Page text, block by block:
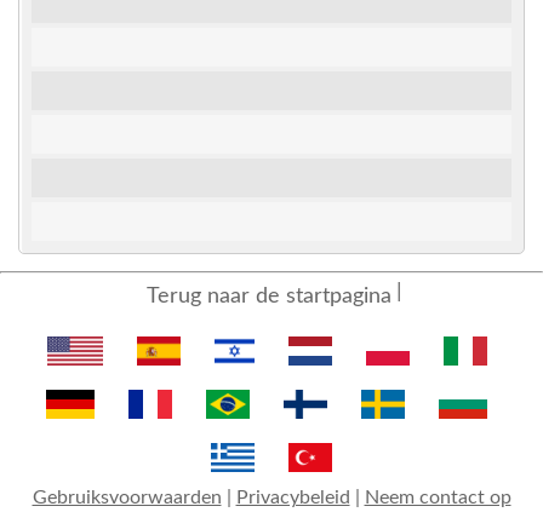
Terug naar de startpagina
Gebruiksvoorwaarden Privacybeleid Neem contact op